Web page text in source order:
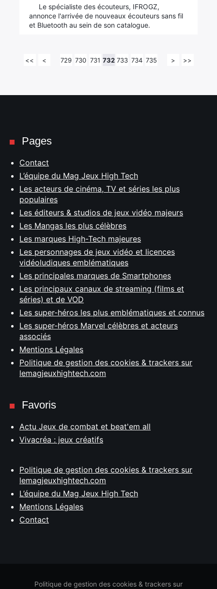
Le spécialiste des écouteurs, IFROGZ,
annonce l'arrivée de nouveaux écouteurs sans fil
et Bluetooth au sein de son catalogue.
<< < 729 730 731 732 733 734 735 > >>
Pages
Contact
L’équipe du Mag Jeux High Tech
Les acteurs de cinéma, TV et séries les plus
populaires
Les éditeurs & studios de jeux vidéo majeurs
Les Mangas les plus célèbres
Les marques High-Tech majeures
Les personnages de jeux vidéo et licences
vidéoludiques emblématiques
Les principales marques de Smartphones
Les principaux canaux de streaming (films et
séries) et de VOD
Les super-héros les plus emblématiques et connus
Les super-héros Marvel célèbres et acteurs
associés
Mentions Légales
Politique de gestion des cookies & trackers sur
lemagjeuxhightech.com
Favoris
Actu Jeux de combat et beat'em all
Vivacréa : jeux créatifs
Politique de gestion des cookies & trackers sur
lemagjeuxhightech.com
L’équipe du Mag Jeux High Tech
Mentions Légales
Contact
Politique de gestion des cookies & trackers sur